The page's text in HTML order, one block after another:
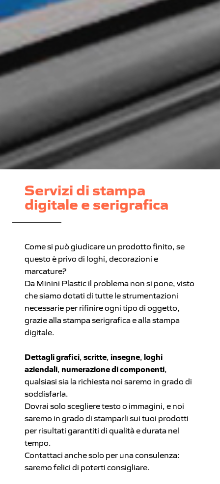
Servizi di stampa
digitale e serigrafica
Come si può giudicare un prodotto finito, se
questo è privo di loghi, decorazioni e
marcature?
Da Minini Plastic il problema non si pone, visto
che siamo dotati di tutte le strumentazioni
necessarie per rifinire ogni tipo di oggetto,
grazie alla stampa serigrafica e alla stampa
digitale.
Dettagli grafici,scritte,insegne, loghi
aziendali, numerazione di componenti,
qualsiasi sia la richiesta noi saremo in grado di
soddisfarla.
Dovrai solo scegliere testo o immagini, e noi
saremo in grado di stamparli sui tuoi prodotti
per risultati garantiti di qualità e durata nel
tempo.
Contattaci anche solo per una consulenza:
saremo felici di poterti consigliare.